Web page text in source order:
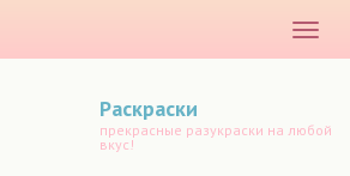
меню
Раскраски
прекрасные разукраски на любой
вкус!